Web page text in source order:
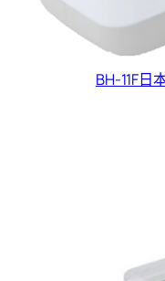
BH-11F日